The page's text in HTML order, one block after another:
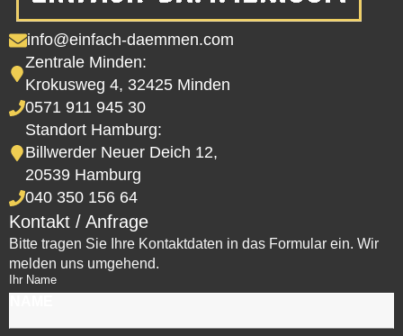
info@einfach-daemmen.com
Zentrale Minden:
Krokusweg 4, 32425 Minden
0571 911 945 30
Standort Hamburg:
Billwerder Neuer Deich 12,
20539 Hamburg
040 350 156 64
Kontakt / Anfrage
Bitte tragen Sie Ihre Kontaktdaten in das Formular ein. Wir
melden uns umgehend.
Ihr Name